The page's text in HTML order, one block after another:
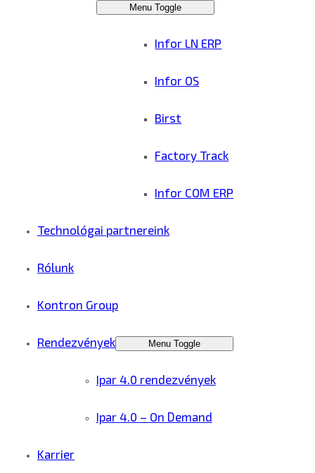
Menu Toggle
Infor LN ERP
Infor OS
Birst
Factory Track
Infor COM ERP
Technológai partnereink
Rólunk
Kontron Group
Rendezvények Menu Toggle
Ipar 4.0 rendezvények
Ipar 4.0 – On Demand
Karrier